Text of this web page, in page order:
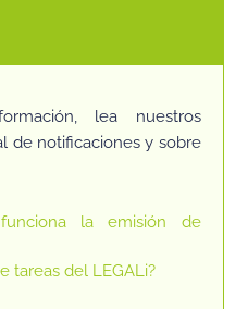
lea nuestros
de notificaciones y sobre
la emisión de
tareas del LEGALi?